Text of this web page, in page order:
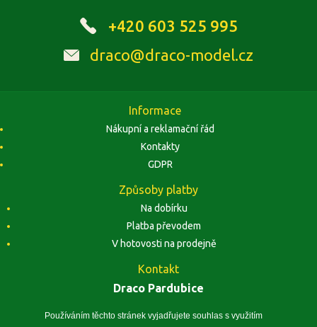
Používáním těchto stránek vyjadřujete souhlas s využitím
+420 603 525 995
draco@draco-model.cz
Informace
Nákupní a reklamační řád
Kontakty
GDPR
Způsoby platby
Na dobírku
Platba převodem
V hotovosti na prodejně
Kontakt
Draco Pardubice
Zobrazit na mapě